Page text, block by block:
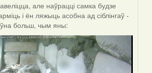
але наўрацці самка будзе
і ён ляжыць асобна ад сіблінгаў -
больш, чым яны: